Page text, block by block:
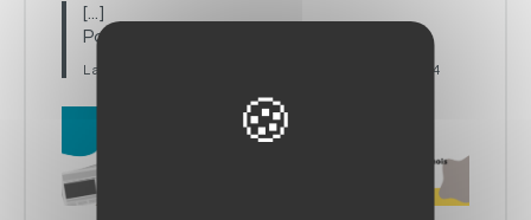
[…]
Pour lire cet article en intégralité ?
La Montagne – Brive-La-Gaillarde – Mardi 12 Mars 2024